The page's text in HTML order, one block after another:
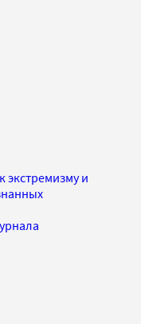
экстремизму и